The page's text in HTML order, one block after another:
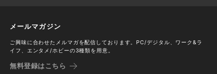
メールマガジン
ご興味に合わせたメルマガを配信しております。PC/デジタル、ワーク&ラ
イフ、エンタメ/ホビーの3種類を用意。
無料登録はこちら